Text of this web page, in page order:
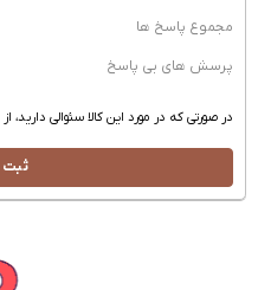
مجموع پاسخ ها
پرسش های بی پاسخ
در صورتی که در مورد این کالا سئوالی